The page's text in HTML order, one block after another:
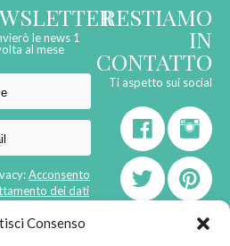
Consenso
le news 1
al mese
Acconsento
dei dati
RESTIAMO
IN
CONTATTO
Ti aspetto sui social